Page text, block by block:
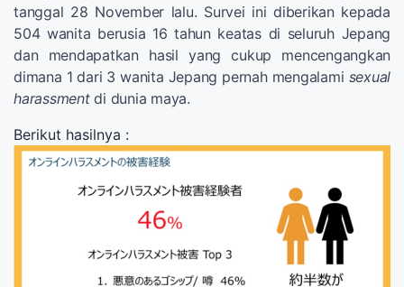
tanggal 28 November lalu. Survei ini diberikan kepada
504 wanita berusia 16 tahun keatas di seluruh Jepang
dan mendapatkan hasil yang cukup mencengangkan
dimana 1 dari 3 wanita Jepang pernah mengalami sexual
harassmentdi dunia maya.
Berikut hasilnya :